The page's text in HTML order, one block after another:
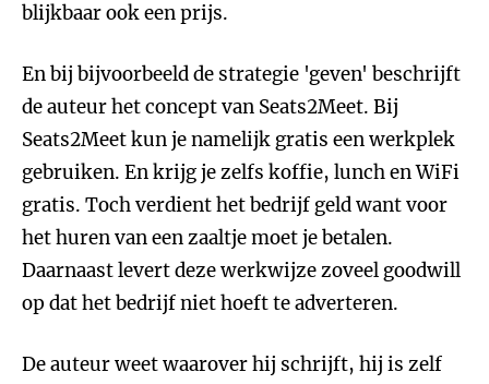
blijkbaar ook een prijs.
En bij bijvoorbeeld de strategie 'geven' beschrijft
de auteur het concept van Seats2Meet. Bij
Seats2Meet kun je namelijk gratis een werkplek
gebruiken. En krijg je zelfs koffie, lunch en WiFi
gratis. Toch verdient het bedrijf geld want voor
het huren van een zaaltje moet je betalen.
Daarnaast levert deze werkwijze zoveel goodwill
op dat het bedrijf niet hoeft te adverteren.
De auteur weet waarover hij schrijft, hij is zelf